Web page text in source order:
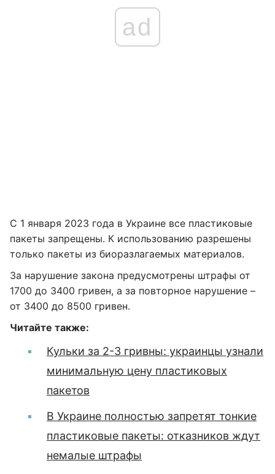
ad
С 1 января 2023 года в Украине все пластиковые
пакеты запрещены. К использованию разрешены
только пакеты из биоразлагаемых материалов.
За нарушение закона предусмотрены штрафы от
1700 до 3400 гривен, а за повторное нарушение –
от 3400 до 8500 гривен.
Читайте также:
Кульки за 2-3 гривны: украинцы узнали
минимальную цену пластиковых
пакетов
В Украине полностью запретят тонкие
пластиковые пакеты: отказников ждут
немалые штрафы